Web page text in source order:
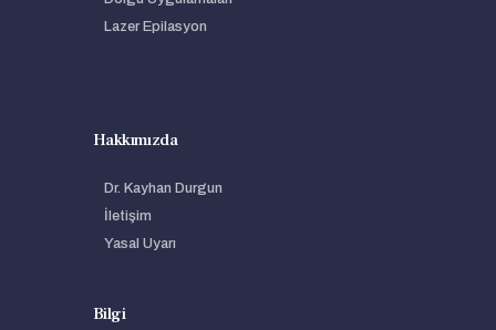
Lazer Epilasyon
Hakkımızda
Dr. Kayhan Durgun
İletişim
Yasal Uyarı
Bilgi